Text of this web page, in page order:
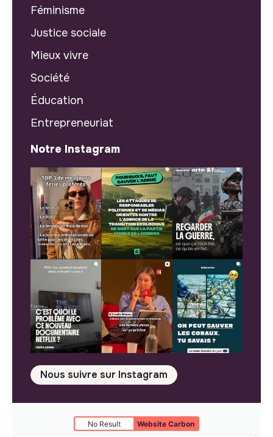
Féminisme
Justice sociale
Mieux vivre
Société
Éducation
Entrepreneuriat
Notre Instagram
Nous suivre sur Instagram
No Result Website Carbon